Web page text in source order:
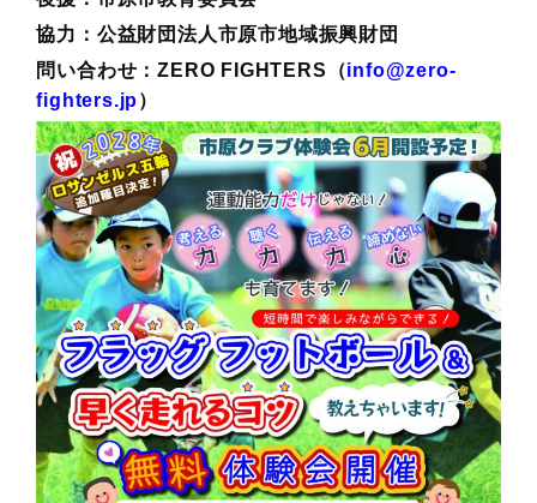
協力：公益財団法人市原市地域振興財団
問い合わせ：ZERO FIGHTERS（info@zero-
fighters.jp）